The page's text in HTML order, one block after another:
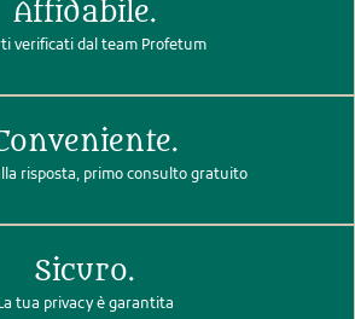
Affidabile.
verificati dal team Profetum
risposta, primo consulto gratuito
Sicuro.
tua privacy è garantita